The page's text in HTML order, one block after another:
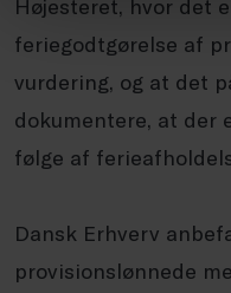
Højesteret, hvor det
feriegodtgørelse af
vurdering, og at det
dokumentere, at
følge af
Dansk Erhverv
provisionslønnede